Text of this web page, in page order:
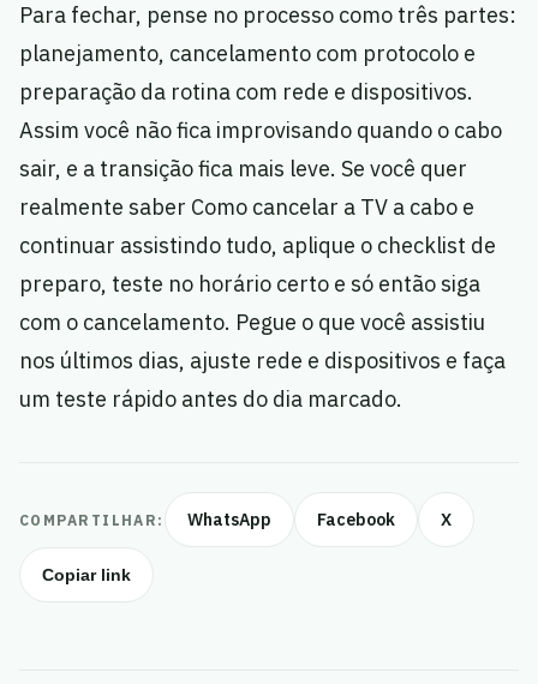
Para fechar, pense no processo como três partes:
planejamento, cancelamento com protocolo e
preparação da rotina com rede e dispositivos.
Assim você não fica improvisando quando o cabo
sair, e a transição fica mais leve. Se você quer
realmente saber Como cancelar a TV a cabo e
continuar assistindo tudo, aplique o checklist de
preparo, teste no horário certo e só então siga
com o cancelamento. Pegue o que você assistiu
nos últimos dias, ajuste rede e dispositivos e faça
um teste rápido antes do dia marcado.
COMPARTILHAR: WhatsApp Facebook X
Copiar link